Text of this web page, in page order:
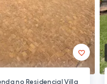
no Residencial Villa